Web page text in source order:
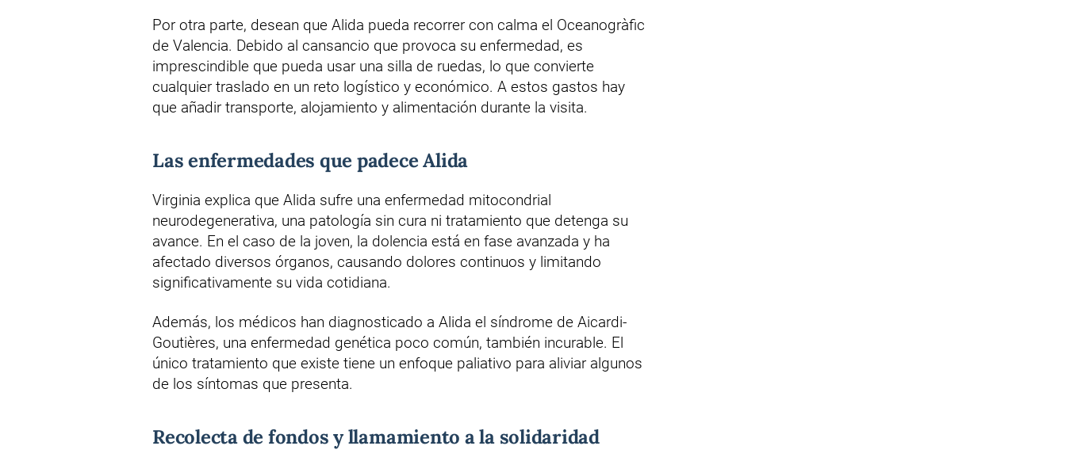
Por otra parte, desean que Alida pueda recorrer con calma el Oceanogràfic
de Valencia. Debido al cansancio que provoca su enfermedad, es
imprescindible que pueda usar una silla de ruedas, lo que convierte
cualquier traslado en un reto logístico y económico. A estos gastos hay
que añadir transporte, alojamiento y alimentación durante la visita.
Las enfermedades que padece Alida
Virginia explica que Alida sufre una enfermedad mitocondrial
neurodegenerativa, una patología sin cura ni tratamiento que detenga su
avance. En el caso de la joven, la dolencia está en fase avanzada y ha
afectado diversos órganos, causando dolores continuos y limitando
significativamente su vida cotidiana.
Además, los médicos han diagnosticado a Alida el síndrome de Aicardi-
Goutières, una enfermedad genética poco común, también incurable. El
único tratamiento que existe tiene un enfoque paliativo para aliviar algunos
de los síntomas que presenta.
Recolecta de fondos y llamamiento a la solidaridad